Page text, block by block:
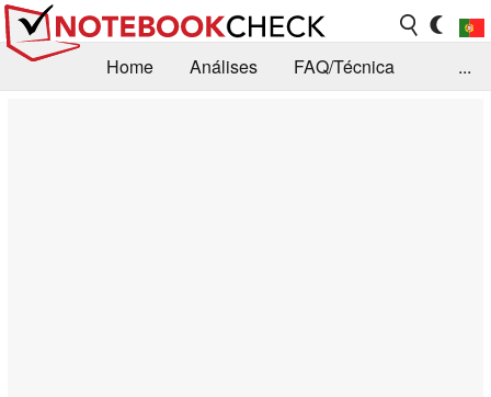
Home Análises
FAQ/Técnica
...